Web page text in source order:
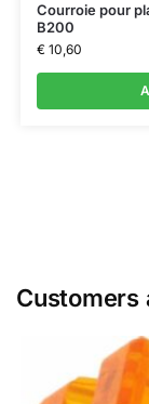
Courroie pour
B200
€10,60
Customers